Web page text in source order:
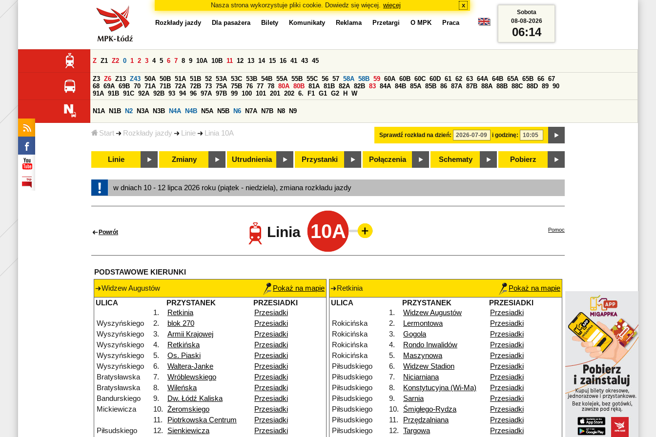
Nasza strona wykorzystuje pliki cookie. Dowiedz się więcej. więcej x
Start Rozkłady jazdy Linie Linia 10A
Rozkłady jazdy Dla pasażera Bilety Komunikaty Reklama Przetargi O MPK Praca
Sprawdź rozkład na dzień: i godzinę:
Z Z1 Z2 0 1 2 3 4 5 6 7 8 9 10A 10B 11 12 13 14 15 16 41 43 45
Z3 Z6 Z13 Z43 50A 50B 51A 51B 52 53A 53C 53B 54B 55A 55B 55C 56 57 58A 58B 59 60A 60B 60C 60D 61 62 63 64A 64B 65A 65B 66 67
68 69A 69B 70 71A 71B 72A 72B 73 75A 75B 76 77 78 80A 80B 81A 81B 82A 82B 83 84A 84B 85A 85B 86 87A 87B 88A 88B 88C 88D 89 90
91A 91B 91C 92A 92B 93 94 96 97A 97B 99 100 101 201 202 6. F1 G1 G2 H W
N1A N1B N2 N3A N3B N4A N4B N5A N5B N6 N7A N7B N8 N9
Linie Zmiany Utrudnienia Przystanki Połączenia Schematy Pobierz
Sobota
08-08-2026
06:14
w dniach 10 - 12 lipca 2026 roku (piątek - niedziela), zmiana rozkładu jazdy
Powrót Linia 10A Pomoc
PODSTAWOWE KIERUNKI
Widzew Augustów
Pokaż na mapie
ULICA
PRZYSTANEK
PRZESIADKI
1.
Retkinia
Przesiadki
Wyszyńskiego
2. blok 270
Przesiadki
Wyszyńskiego
3. Armii Krajowej
Przesiadki
Wyszyńskiego
4. Retkińska
Przesiadki
Wyszyńskiego
5. Os. Piaski
Przesiadki
Wyszyńskiego
6. Waltera-Janke
Przesiadki
Bratysławska
7. Wróblewskiego
Przesiadki
Bratysławska
8. Wileńska
Przesiadki
Bandurskiego
9. Dw. Łódź Kaliska
Przesiadki
Mickiewicza
10. Żeromskiego
Przesiadki
11.
Piotrkowska Centrum
Przesiadki
Piłsudskiego
12. Sienkiewicza Przesiadki
Retkinia
Pokaż na mapie
ULICA
PRZYSTANEK
PRZESIADKI
1.
Widzew Augustów
Przesiadki
Rokicińska
2. Lermontowa
Przesiadki
Rokicińska
3. Gogola
Przesiadki
Rokicińska
4. Rondo Inwalidów
Przesiadki
Rokicińska
5. Maszynowa
Przesiadki
Piłsudskiego
6. Widzew Stadion
Przesiadki
Piłsudskiego
7. Niciarniana
Przesiadki
Piłsudskiego
8. Konstytucyjna (Wi-Ma)
Przesiadki
Piłsudskiego
9. Sarnia
Przesiadki
Piłsudskiego
10. Śmigłego-Rydza
Przesiadki
Piłsudskiego
11. Przędzalniana
Przesiadki
Piłsudskiego
12. Targowa Przesiadki